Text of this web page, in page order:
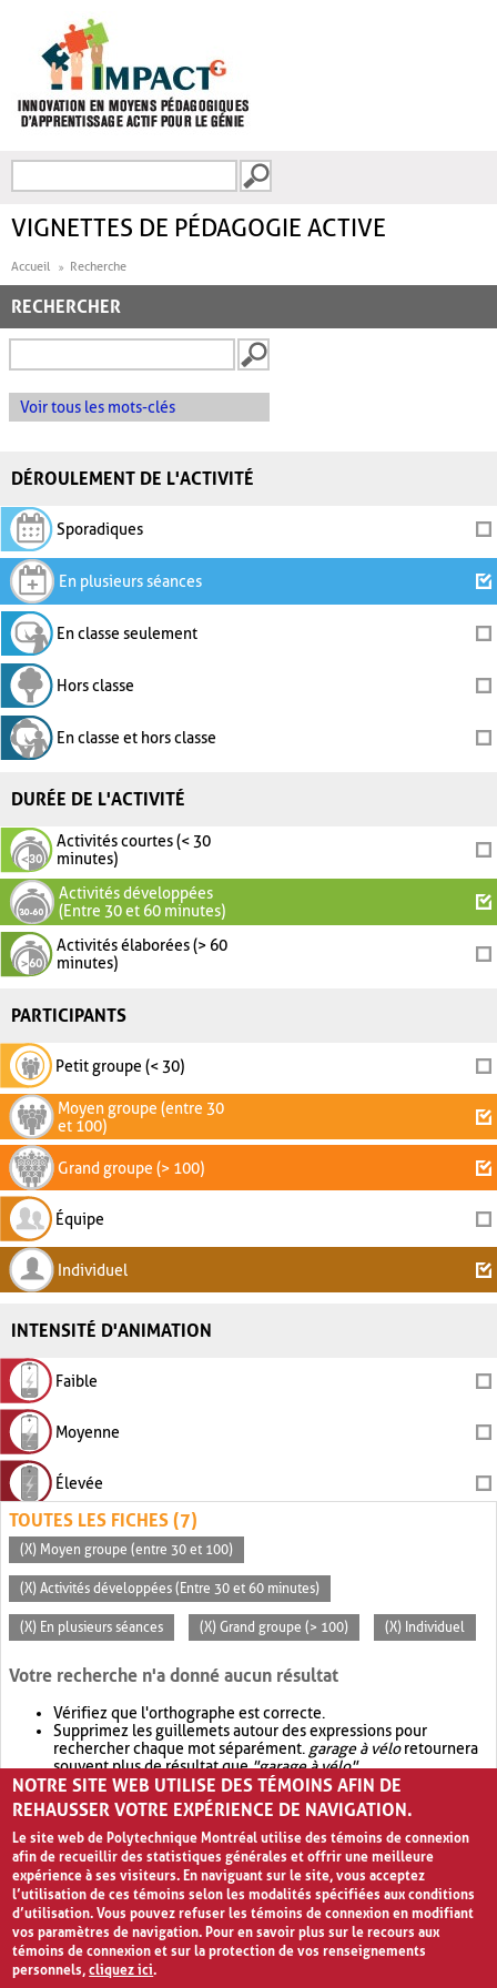
FORMULAIRE DE
VIGNETTES DE PÉDAGOGIE ACTIVE
Accueil Recherche
RECHERCHER
Voir tous les mots-clés
DÉROULEMENT DE L'ACTIVITÉ
Sporadiques
En plusieurs séances
En classe seulement
Hors classe
En classe et hors classe
DURÉE DE L'ACTIVITÉ
Activités courtes (< 30
minutes)
Activités développées
(Entre 30 et 60 minutes)
Activités élaborées (> 60
minutes)
PARTICIPANTS
Petit groupe (< 30)
Moyen groupe (entre 30
et 100)
Grand groupe (> 100)
Équipe
Individuel
INTENSITÉ D'ANIMATION
Faible
Moyenne
Élevée
TOUTES LES FICHES (7)
(X) Moyen groupe (entre 30 et 100)
(X) Activités développées (Entre 30 et 60 minutes)
(X) En plusieurs séances (X) Grand groupe (> 100) (X) Individuel
Votre recherche n'a donné aucun résultat
Vérifiez que l'orthographe est correcte.
Supprimez les guillemets autour des expressions pour
rechercher chaque mot séparément. garage à véloretournera
souvent plus de résultat que"garage à vélo".
Envisagez d'élargir votre recherche avec OR.garage OR vélo
retournera souvent plus de résultat quegarage à vélo
NOTRE SITE WEB UTILISE DES TÉMOINS AFIN DE
REHAUSSER VOTRE EXPÉRIENCE DE NAVIGATION.
Le site web de Polytechnique Montréal utilise des témoins de connexion
afin de recueillir des statistiques générales et offrir une meilleure
expérience à ses visiteurs. En naviguant sur le site, vous acceptez
l’utilisation de ces témoins selon les modalités spécifiées aux conditions
d’utilisation. Vous pouvez refuser les témoins de connexion en modifiant
vos paramètres de navigation. Pour en savoir plus sur le recours aux
témoins de connexion et sur la protection de vos renseignements
personnels,cliquez ici.